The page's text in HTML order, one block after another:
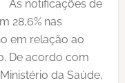
As notificações de
28,6% nas
em relação ao
De acordo com
da Saúde,